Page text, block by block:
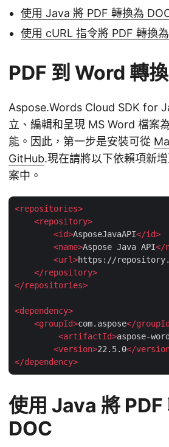
使用 Java 將 PDF 轉換為
使用 cURL 指令將 PDF 轉換
PDF 到 Word 轉
Aspose.Words Cloud SDK for
立、編輯和呈現 MS Word 檔案
能。因此，第一步是安裝可從
GitHub.現在請將以下依賴項新
案中。
<repositories>
<repository>
<id>AsposeJavaAPI</id>
<name>Aspose Java API</
<url>https://
</repository>
</repositories>
<dependency>
<groupId>com.aspose</groupId
<artifactId>aspose-
<version>22.5.0</
</dependency>
使用 Java 將 PDF
DOC